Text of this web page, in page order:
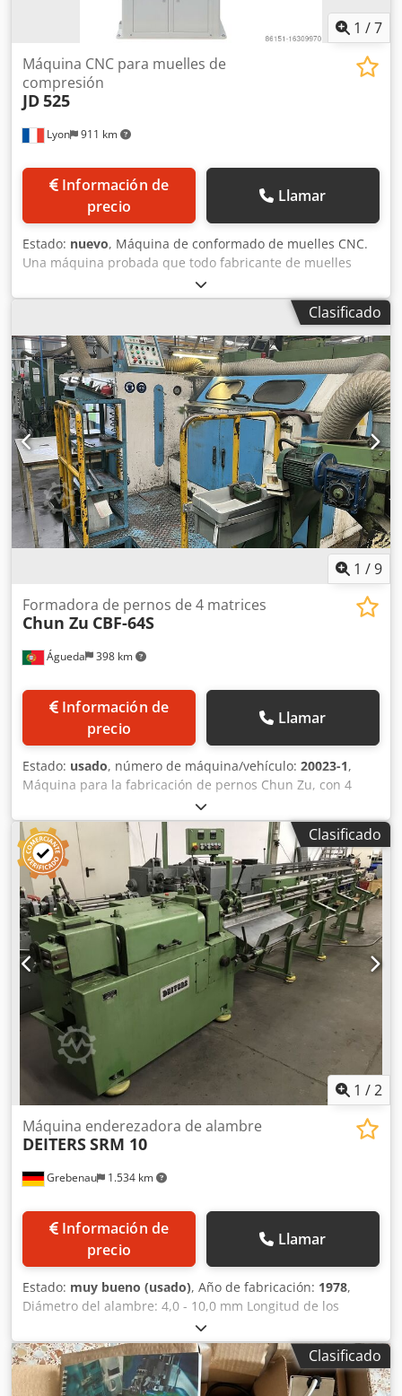
1 /7
Lyon 911 km
Máquina CNC para muelles de
compresión
JD525
Información de
precio
Llamar
Estado: nuevo, Máquina de conformado de muelles CNC.
Una máquina probada que todo fabricante de muelles
debería tener en su taller de muelles para obtener uno de
los mejores ratios del mercado. Codjtv D Awopfx Ah Herf
Clasificado
1 /9
Águeda 398 km
Formadora de pernos de 4 matrices
Chun Zu CBF-64S
Información de
precio
Llamar
Estado: usado, número de máquina/vehículo: 20023-1,
Máquina para la fabricación de pernos Chun Zu, con 4
matrices. Modelo: CBF-64S Fuerza de forja: 40 toneladas
Diámetro máximo de corte: 8 mm Longitud máxima de
corte: 95 mm Crodpfx Aozg Nmqoh Hef Longitud máxima
bajo la cabeza (KO): 80 mm Producción máxima: 240
piezas/minuto Año: 2001
Clasificado
1 /2
Grebenau 1.534 km
Máquina enderezadora de alambre
DEITERSSRM 10
Información de
precio
Llamar
Estado: muy bueno (usado), Año de fabricación: 1978,
Diámetro del alambre: 4,0 - 10,0 mm Longitud de los
segmentos: hasta 4.000 mm Velocidad de avance: 25 - 90
m/min. Crjdpfxezq T Igj Ah Hjf
Clasificado